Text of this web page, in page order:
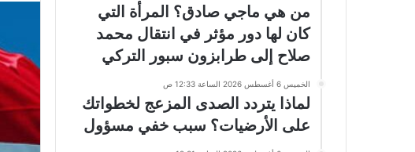
من هي ماجي صادق؟ المرأة التي
كان لها دور مؤثر في انتقال محمد
صلاح إلى طرابزون سبور التركي
الخميس 6 أغسطس 2026 الساعة 12:33 ص
لماذا يتردد الصدى المزعج لخطواتك
على الأرضيات؟ سبب خفي مسؤول